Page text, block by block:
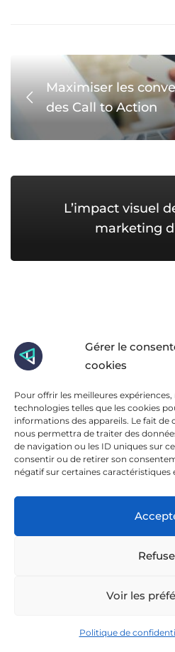
Gérer le
cookies
Pour offrir les meilleures
technologies telles que les cookies
informations des appareils. Le fait de
nous permettra de traiter des
de navigation ou les ID uniques sur
consentir ou de retirer son
négatif sur certaines caractéristiques
Voir les
Politique de
Maximiser les
des Call to Action
L’impact visuel
marketing
Ajouter un
commentaire
Votre adresse e-mail ne sera
obligatoires sont indiqués avec